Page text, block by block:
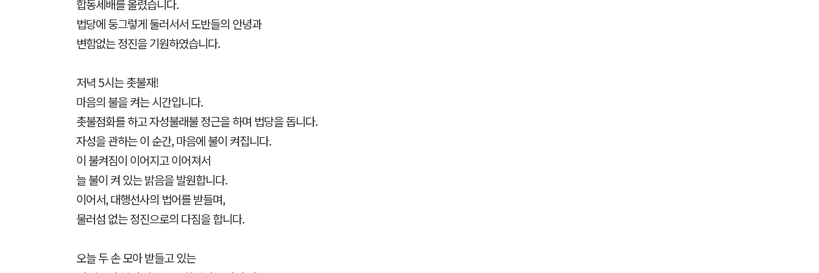
합동세배를 올렸습니다.
법당에 둥그렇게 둘러서서 도반들의 안녕과
변함없는 정진을 기원하였습니다.
저녁 5시는 촛불재!
마음의 불을 켜는 시간입니다.
촛불점화를 하고 자성불래불 정근을 하며 법당을 돕니다.
자성을 관하는 이 순간, 마음에 불이 켜집니다.
이 불켜짐이 이어지고 이어져서
늘 불이 켜 있는 밝음을 발원합니다.
이어서, 대행선사의 법어를 받들며,
물러섬 없는 정진으로의 다짐을 합니다.
오늘 두 손 모아 받들고 있는